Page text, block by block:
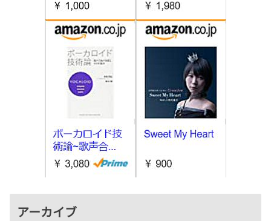
アーカイブ